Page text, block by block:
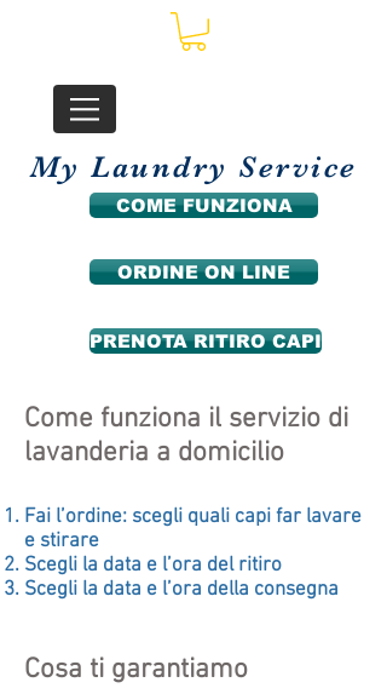
COME FUNZIONA
ORDINE ON LINE
PRENOTA RITIRO CAPI
My Laundry Service
Come funziona il servizio di
lavanderia a domicilio
Fai l’ordine: scegli quali capi far lavare
e stirare
Scegli la data e l’ora del ritiro
Scegli la data e l’ora della consegna
Cosa ti garantiamo